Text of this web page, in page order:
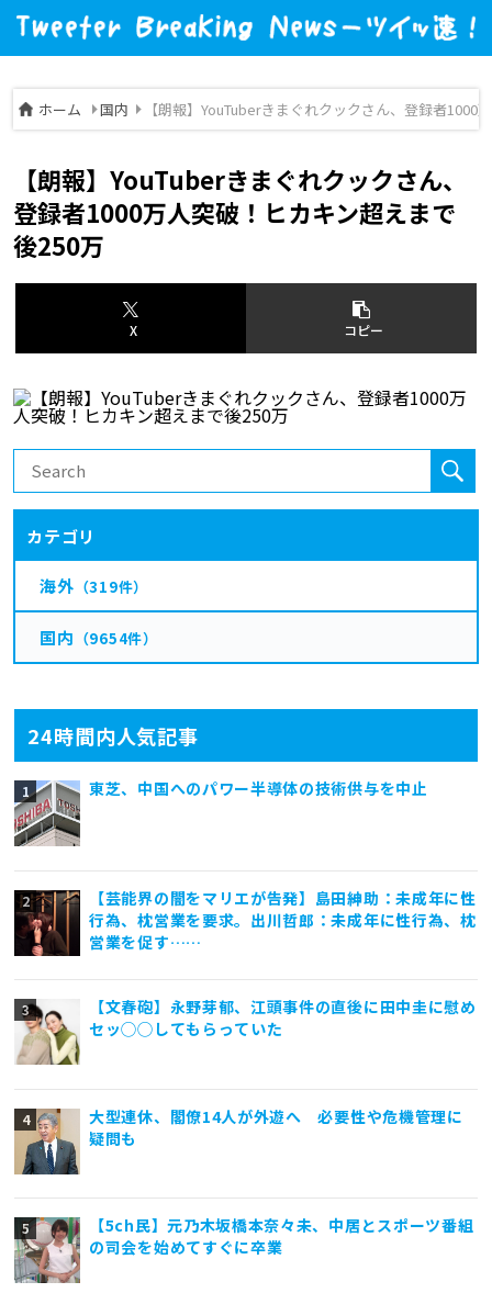
ホーム 国内 【朗報】YouTuberきまぐれクックさん、登録者1000
24時間内人気記事
東芝、中国へのパワー半導体の技術供与を中止
【芸能界の闇をマリエが告発】島田紳助：未成年に性
行為、枕営業を要求。出川哲郎：未成年に性行為、枕
営業を促す……
【文春砲】永野芽郁、江頭事件の直後に田中圭に慰め
セッ◯◯してもらっていた
大型連休、閣僚14人が外遊へ 必要性や危機管理に
疑問も
【5ch民】元乃木坂橋本奈々未、中居とスポーツ番組
の司会を始めてすぐに卒業
【朗報】YouTuberきまぐれクックさん、
登録者1000万人突破！ヒカキン超えまで
後250万
X コピー
カテゴリ
海外 （319件）
国内 （9654件）